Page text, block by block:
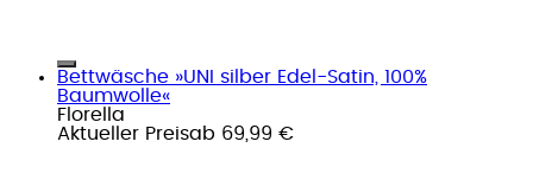
Bettwäsche »UNI silber Edel-Satin, 100%
Baumwolle«
Florella
Aktueller Preisab 69,99 €